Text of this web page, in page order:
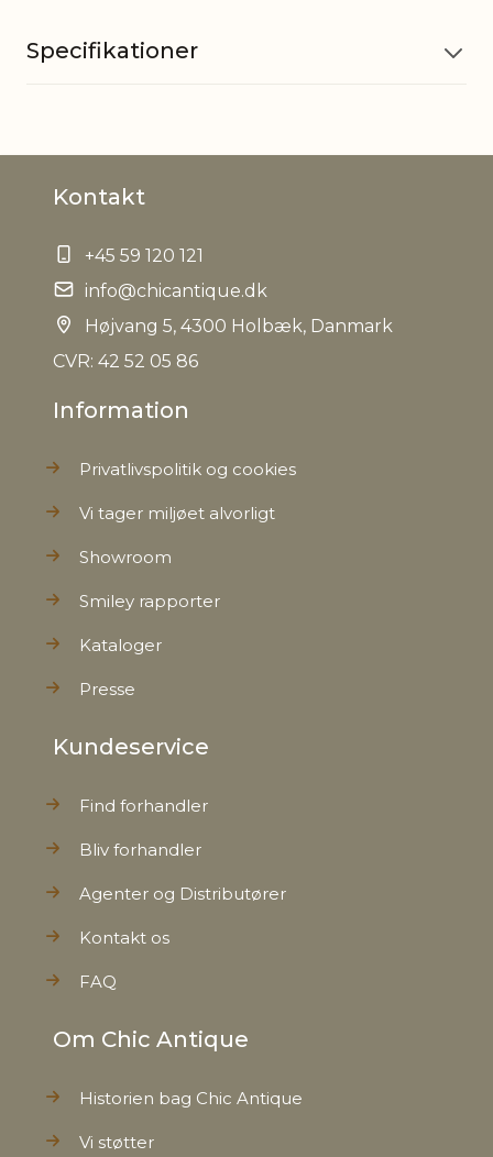
Specifikationer
EAN
Tariffnumber
Bruttovægt 0,037 kg
Kontakt
+45 59 120 121
info@chicantique.dk
Højvang 5, 4300 Holbæk, Danmark
CVR: 42 52 05 86
Information
Privatlivspolitik og cookies
Vi tager miljøet alvorligt
Showroom
Smiley rapporter
Kataloger
Presse
Kundeservice
Find forhandler
Bliv forhandler
Agenter og Distributører
Kontakt os
FAQ
Om Chic Antique
Historien bag Chic Antique
Vi støtter